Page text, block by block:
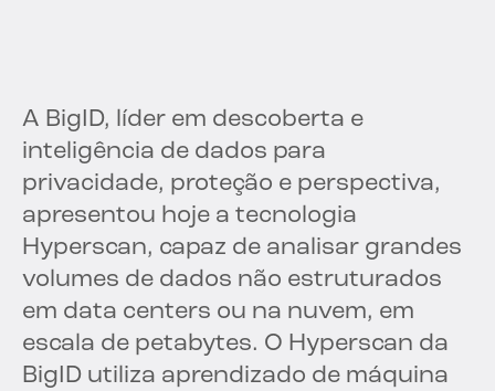
A BigID, líder em descoberta e
inteligência de dados para
privacidade, proteção e perspectiva,
apresentou hoje a tecnologia
Hyperscan, capaz de analisar grandes
volumes de dados não estruturados
em data centers ou na nuvem, em
escala de petabytes. O Hyperscan da
BigID utiliza aprendizado de máquina